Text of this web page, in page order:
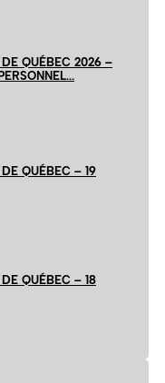
DE QUÉBEC 2026 –
QUÉBEC – 19
QUÉBEC – 18